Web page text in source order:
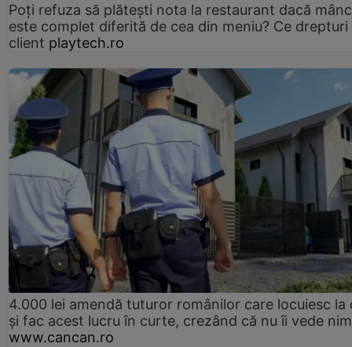
Poți refuza să plătești nota la restaurant dacă
este complet diferită de cea din meniu? Ce drepturi
client playtech.ro
4.000 lei amendă tuturor românilor care locuiesc la
și fac acest lucru în curte, crezând că nu îi vede
www.cancan.ro